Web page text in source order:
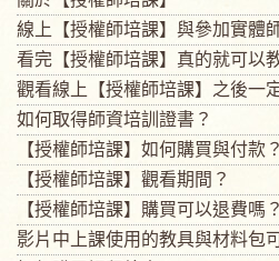
線上【授權師培課】與參加實體
看完【授權師培課】真的就可以
觀看線上【授權師培課】之後一
如何取得師資培訓證書？
【授權師培課】如何購買與付款？
【授權師培課】觀看期間？
【授權師培課】購買可以退費嗎？
影片中上課使用的教具與材料包